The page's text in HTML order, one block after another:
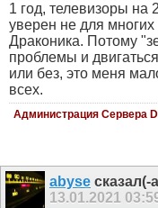
1 год, телевизоры на
уверен не для многих
Драконика. Потому
проблемы и
или без, это меня
всех.
Администрация Сервера
abyse сказал(-
13.01.2021